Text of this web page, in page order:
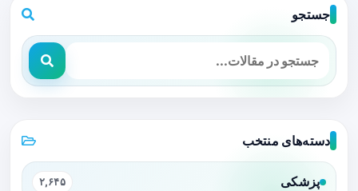
جستجو
دسته‌های منتخب
پزشکی ۲,۶۴۵